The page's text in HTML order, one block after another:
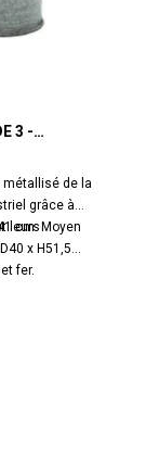
3 -
métallisé de la
grâce à
leurs
cm. Moyen
x H51,5
fer.